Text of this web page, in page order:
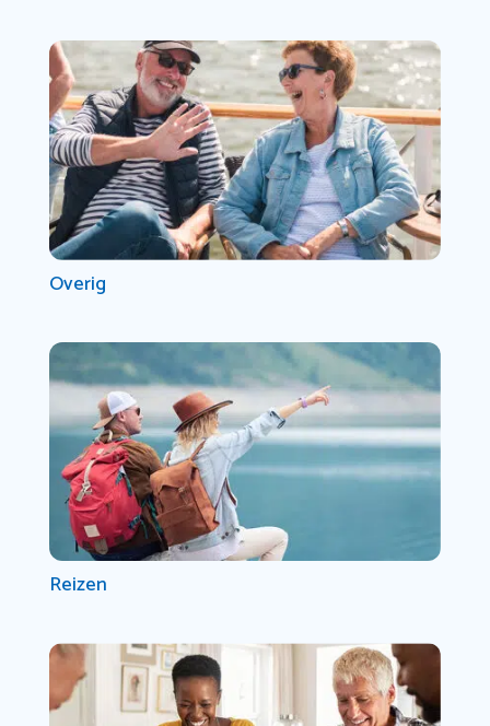
Overig
Reizen